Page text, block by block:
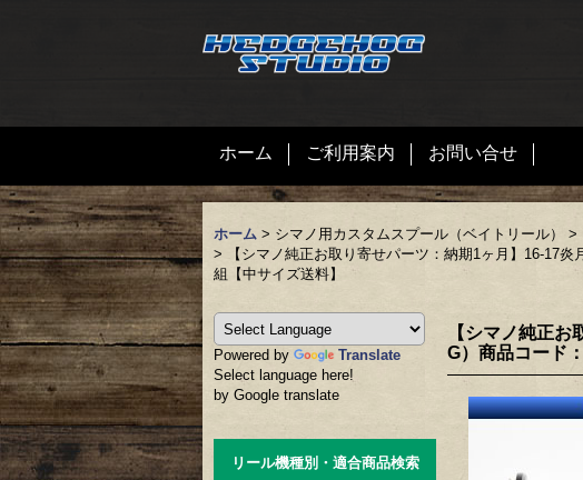
ホーム ご利用案内 お問い合せ
ホーム > シマノ用カスタムスプール（ベイトリール） >
>
【シマノ純正お取り寄せパーツ：納期1ヶ月】16-17
組【中サイズ送料】
Powered by
Translate
Select language here!
by Google translate
リール機種別・適合商品検索
【シマノ純正
G）商品コード